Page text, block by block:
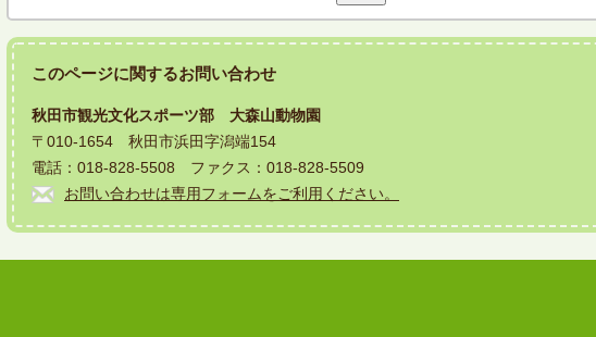
このページに関するお問い合わせ
秋田市観光文化スポーツ部 大森山動物園
〒010-1654 秋田市浜田字潟端154
電話：018-828-5508 ファクス：018-828-5509
お問い合わせは専用フォームをご利用ください。